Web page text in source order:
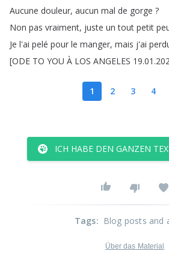
Aucune douleur, aucun mal de gorge ?
Non pas vraiment, juste un tout petit
Je l'ai pelé pour le manger, mais j'ai
[ODE TO YOU À LOS ANGELES
1 2 3 4
ICH HABE DEN GANZEN
Tags: Blog posts and
Über das Material